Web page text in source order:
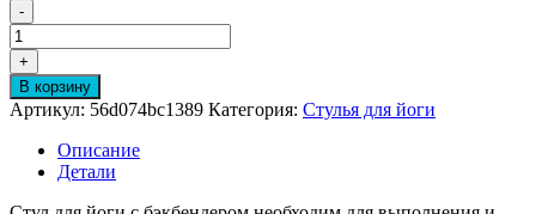
-
Количество
товара
Стул
для
йоги
бэкбендером
см)
+
В корзину
Артикул: 56d074bc1389 Категория: Стулья для йоги
Описание
Детали